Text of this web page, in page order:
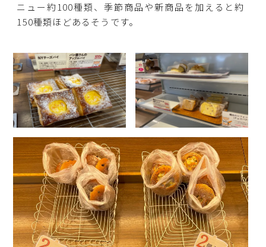
ニュー約100種類、季節商品や新商品を加えると約
150種類ほどあるそうです。